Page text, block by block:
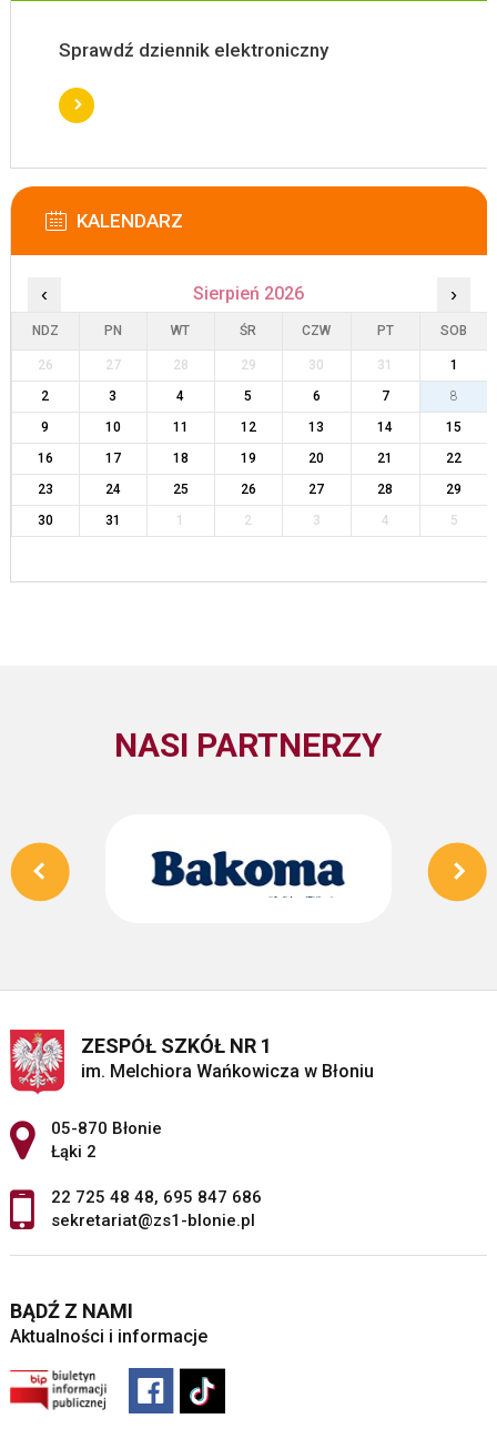
Sprawdź dziennik elektroniczny
KALENDARZ
‹ Sierpień 2026 ›
NDZ PN WT ŚR CZW PT SOB
26 27 28 29 30 31
1
2
3 4 5 6 7
8
9
10 11 12 13 14
15
16
17 18 19 20 21
22
23
24 25 26 27 28
29
30
31 1 2 3 4 5
NASI PARTNERZY
ZESPÓŁ SZKÓŁ NR 1
im. Melchiora Wańkowicza w Błoniu
Adres pocztowy:
05-870 Błonie
Łąki 2
22 725 48 48, 695 847 686
sekretariat@zs1-blonie.pl
BĄDŹ Z NAMI
Aktualności i informacje